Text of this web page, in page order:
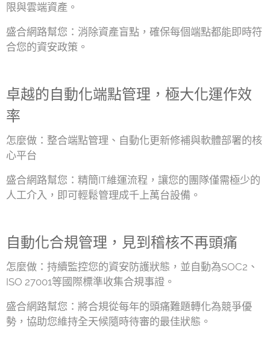
限與雲端資產。
盛合網路幫您：消除資產盲點，確保每個端點都能即時符
合您的資安政策。
卓越的自動化端點管理，極大化運作效
率
怎麼做：整合端點管理、自動化更新修補與軟體部署的核
心平台
盛合網路幫您：精簡IT維運流程，讓您的團隊僅需極少的
人工介入，即可輕鬆管理成千上萬台設備。
自動化合規管理，見到稽核不再頭痛
怎麼做：持續監控您的資安防護狀態，並自動為SOC2、
ISO 27001等國際標準收集合規事證。
盛合網路幫您：將合規從每年的頭痛難題轉化為競爭優
勢，協助您維持全天候隨時待審的最佳狀態。